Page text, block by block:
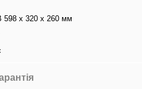
х 320 х 260 мм